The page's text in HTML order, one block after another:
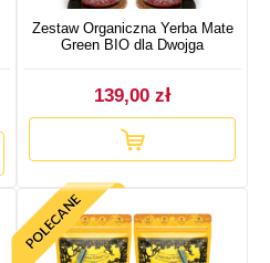
Zestaw Organiczna Yerba Mate
Green BIO dla Dwojga
139,00 zł